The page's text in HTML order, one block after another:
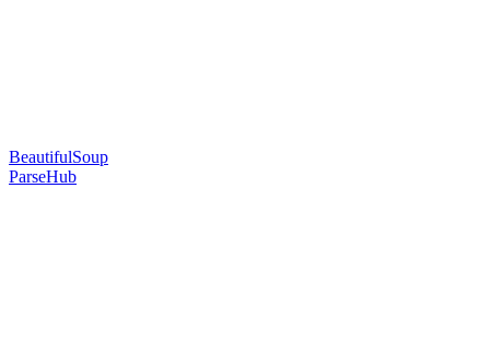
BeautifulSoup
ParseHub